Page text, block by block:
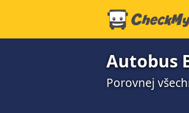
Autobus
Porovnej